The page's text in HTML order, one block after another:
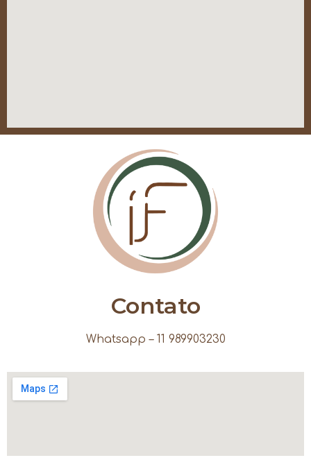
Contato
Whatsapp – 11 989903230